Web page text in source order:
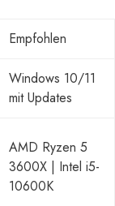
Empfohlen
Windows 10/11
mit Updates
AMD Ryzen 5
3600X | Intel i5-
10600K